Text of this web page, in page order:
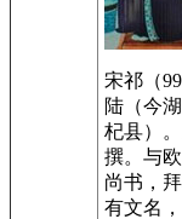
宋祁（
陆（今
杞县）
撰。与
尚书，
有文名